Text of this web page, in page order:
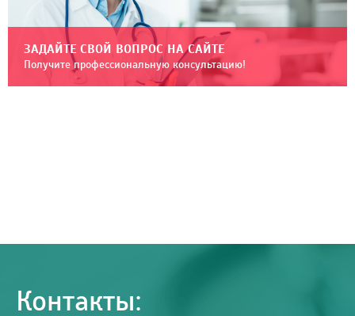
ЗАДАЙТЕ СВОЙ ВОПРОС НА САЙТЕ
Получите профессиональную консультацию!
Контакты: